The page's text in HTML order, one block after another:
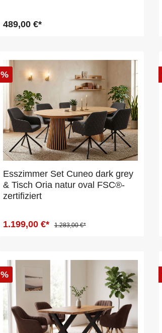
489,00 €*
%
Esszimmer Set Cuneo dark grey
& Tisch Oria natur oval FSC®-
zertifiziert
1.199,00 €* 1.283,00 €*
%